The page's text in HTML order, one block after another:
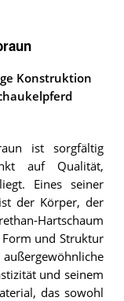
Konstruktion
ist sorgfältig
auf Qualität,
Eines seiner
der Körper, der
Hartschaum
und Struktur
und seinem
das sowohl